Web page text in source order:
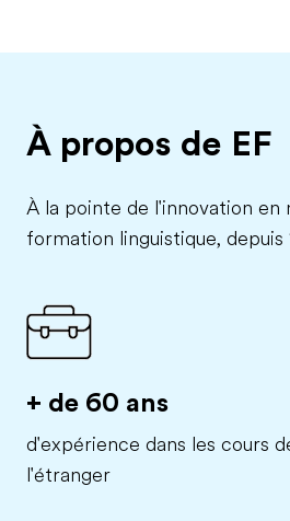
À propos de EF
À la pointe de l'innovation en
formation linguistique, depuis
+ de 60 ans
d'expérience dans les cours
l'étranger